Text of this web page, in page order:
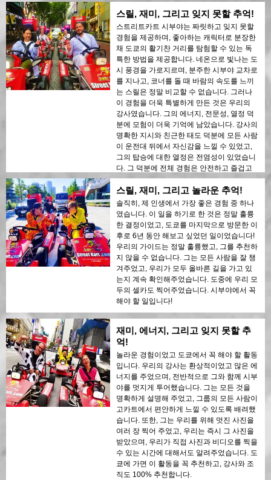
스릴, 재미, 그리고 잊지 못할 추억!
스트리트카트 시부야는 짜릿하고 잊지 못할
경험을 제공하며, 좋아하는 캐릭터로 분장한
채 도쿄의 활기찬 거리를 탐험할 수 있는 독
특한 방법을 제공합니다. 네온으로 빛나는 도
시 풍경을 가로지르며, 분주한 시부야 교차로
를 지나고, 코너를 돌 때 바람의 속도를 느끼
는 스릴은 정말 비교할 수 없습니다. 그러나
이 경험을 더욱 특별하게 만든 것은 우리의
강사였습니다. 그의 에너지, 전문성, 열정 덕
분에 모험이 더욱 기억에 남았습니다. 강사의
명확한 지시와 친근한 태도 덕분에 모든 사람
이 운전대 뒤에서 자신감을 느낄 수 있었고,
그의 탑승에 대한 열정은 전염성이 있었습니
다. 그 덕분에 전체 경험은 안전하고 즐겁고
믿을 수 없을 만큼 흥미진진하게 느껴졌으며,
평생 기억에 남을 추억을 남겼습니다. 감사합
니다.
스릴, 재미, 그리고 놀라운 추억!
솔직히, 제 인생에서 가장 좋은 경험 중 하나
였습니다. 이 일을 하기로 한 것은 정말 훌륭
한 결정이었고, 도쿄를 마지막으로 방문한 이
후로 6년 동안 해보고 싶었던 일이었습니다!
우리의 가이드는 정말 훌륭했고, 그를 추천하
지 않을 수 없습니다. 그는 모든 사람을 잘 챙
겨주었고, 우리가 모두 올바른 길을 가고 있
는지 계속 확인해주었습니다. 도중에 우리 모
두의 셀카도 찍어주었습니다. 시부야에서 꼭
해야 할 일입니다!
재미, 에너지, 그리고 잊지 못할 추
억!
놀라운 경험이었고 도쿄에서 꼭 해야 할 활동
입니다. 우리의 강사는 환상적이었고 많은 에
너지를 주었으며, 전반적으로 그와 함께 시부
야를 멋지게 투어했습니다. 그는 모든 것을
명확하게 설명해 주었고, 그룹의 모든 사람이
고카트에서 편안하게 느낄 수 있도록 배려했
습니다. 또한, 그는 우리를 위해 멋진 사진을
여러 장 찍어 주었고, 우리는 즉시 그 사진을
받았으며, 우리가 직접 사진과 비디오를 찍을
수 있는 시간에 대해서도 알려주었습니다. 도
쿄에 가면 이 활동을 꼭 추천하고, 강사와 조
직도 100% 추천합니다.